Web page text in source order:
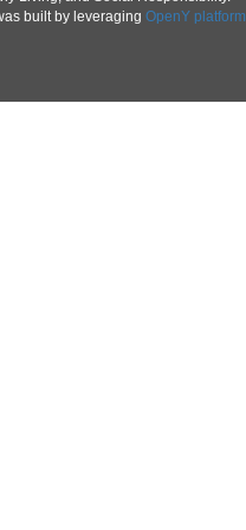
built by leveraging OpenY platform